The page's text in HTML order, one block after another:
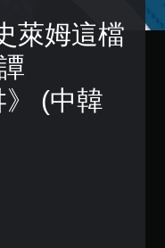
萊姆這檔
(中韓